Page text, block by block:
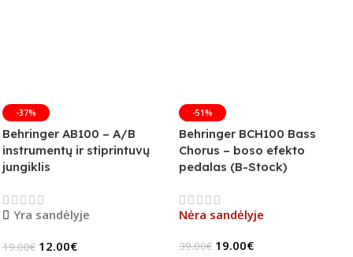
-37%
Behringer AB100 – A/B
instrumentų ir stiprintuvų
jungiklis
Yra sandėlyje
19.00€ 12.00€
-51%
Behringer BCH100 Bass
Chorus – boso efekto
pedalas (B-Stock)
Nėra sandėlyje
39.00€ 19.00€